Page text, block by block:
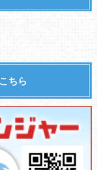
ちら